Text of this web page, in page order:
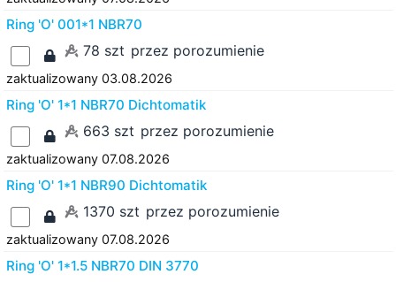
Ring 'O' 001*1 NBR70
78 szt przez porozumienie
zaktualizowany 03.08.2026
Ring 'O' 1*1 NBR70 Dichtomatik
663 szt przez porozumienie
zaktualizowany 07.08.2026
Ring 'O' 1*1 NBR90 Dichtomatik
1370 szt przez porozumienie
zaktualizowany 07.08.2026
Ring 'O' 1*1.5 NBR70 DIN 3770